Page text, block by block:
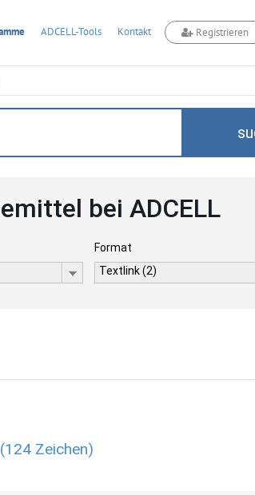
ADCELL-Tools Kontakt Registrieren
bei ADCELL
Format
Textlink (2)
Zeichen)